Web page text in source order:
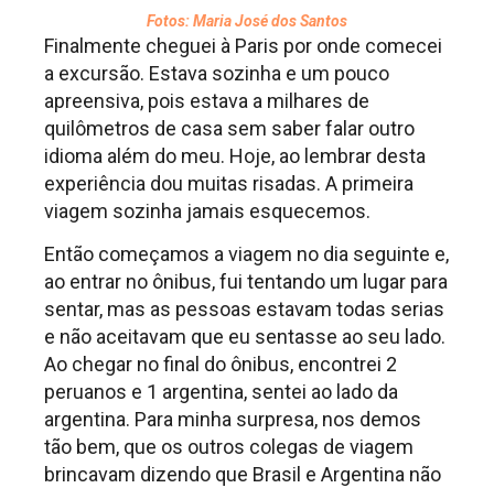
Fotos: Maria José dos Santos
Finalmente cheguei à Paris por onde comecei
a excursão. Estava sozinha e um pouco
apreensiva, pois estava a milhares de
quilômetros de casa sem saber falar outro
idioma além do meu. Hoje, ao lembrar desta
experiência dou muitas risadas. A primeira
viagem sozinha jamais esquecemos.
Então começamos a viagem no dia seguinte e,
ao entrar no ônibus, fui tentando um lugar para
sentar, mas as pessoas estavam todas serias
e não aceitavam que eu sentasse ao seu lado.
Ao chegar no final do ônibus, encontrei 2
peruanos e 1 argentina, sentei ao lado da
argentina. Para minha surpresa, nos demos
tão bem, que os outros colegas de viagem
brincavam dizendo que Brasil e Argentina não